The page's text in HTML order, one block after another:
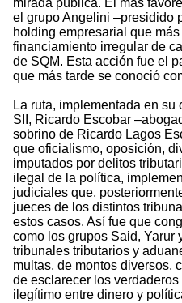
mirada pública. El más
el grupo Angelini –presidido
holding empresarial que más
financiamiento irregular de
de SQM. Esta acción fue el
que más tarde se conoció
La ruta, implementada en su
SII, Ricardo Escobar
sobrino de Ricardo Lagos
que oficialismo, oposición,
imputados por delitos
ilegal de la política,
judiciales que,
jueces de los distintos
estos casos. Así fue que
como los grupos Said, Yarur
tribunales tributarios y
multas, de montos diversos,
de esclarecer los
ilegítimo entre dinero y